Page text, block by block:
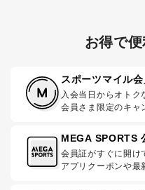
お得で
スポーツマイル
入会当日からオトク
会員さま限定のキャ
MEGA SPORTS
会員証がすぐに開け
アプリクーポンや最